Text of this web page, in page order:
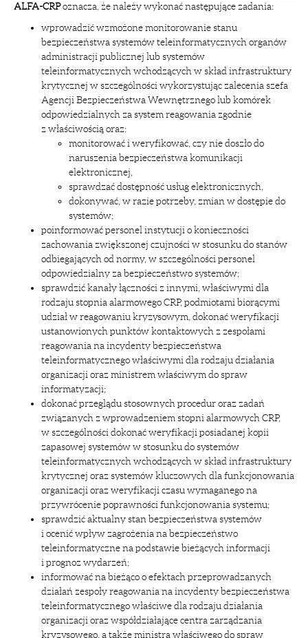
ALFA-CRPoznacza, że należy wykonać następujące zadania:
wprowadzić wzmożone monitorowanie stanu
bezpieczeństwa systemów teleinformatycznych organów
administracji publicznej lub systemów
teleinformatycznych wchodzących w skład infrastruktury
krytycznej w szczególności wykorzystując zalecenia szefa
Agencji Bezpieczeństwa Wewnętrznego lub komórek
odpowiedzialnych za system reagowania zgodnie
z właściwością oraz:
monitorować i weryfikować, czy nie doszło do
naruszenia bezpieczeństwa komunikacji
elektronicznej,
sprawdzać dostępność usług elektronicznych,
dokonywać, w razie potrzeby, zmian w dostępie do
systemów;
poinformować personel instytucji o konieczności
zachowania zwiększonej czujności w stosunku do stanów
odbiegających od normy, w szczególności personel
odpowiedzialny za bezpieczeństwo systemów;
sprawdzić kanały łączności z innymi, właściwymi dla
rodzaju stopnia alarmowego CRP, podmiotami biorącymi
udział w reagowaniu kryzysowym, dokonać weryfikacji
ustanowionych punktów kontaktowych z zespołami
reagowania na incydenty bezpieczeństwa
teleinformatycznego właściwymi dla rodzaju działania
organizacji oraz ministrem właściwym do spraw
informatyzacji;
dokonać przeglądu stosownych procedur oraz zadań
związanych z wprowadzeniem stopni alarmowych CRP,
w szczególności dokonać weryfikacji posiadanej kopii
zapasowej systemów w stosunku do systemów
teleinformatycznych wchodzących w skład infrastruktury
krytycznej oraz systemów kluczowych dla funkcjonowania
organizacji oraz weryfikacji czasu wymaganego na
przywrócenie poprawności funkcjonowania systemu;
sprawdzić aktualny stan bezpieczeństwa systemów
i ocenić wpływ zagrożenia na bezpieczeństwo
teleinformatyczne na podstawie bieżących informacji
i prognoz wydarzeń;
informować na bieżąco o efektach przeprowadzanych
działań zespoły reagowania na incydenty bezpieczeństwa
teleinformatycznego właściwe dla rodzaju działania
organizacji oraz współdziałające centra zarządzania
kryzysowego, a także ministra właściwego do spraw